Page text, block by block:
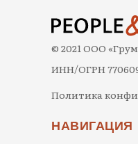
Политика
НАВИГАЦИЯ
© 2021 ООО
ИНН/ОГРН